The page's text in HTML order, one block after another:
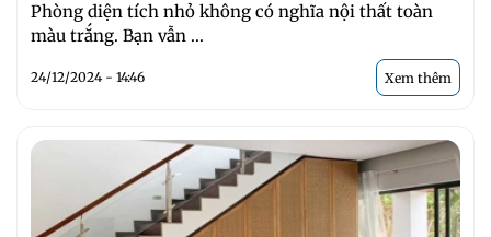
Phòng diện tích nhỏ không có nghĩa nội thất toàn
màu trắng. Bạn vẫn ...
24/12/2024 - 14:46 Xem thêm